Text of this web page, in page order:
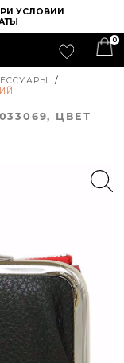
УСЛОВИИ
0
/
033069, ЦВЕТ